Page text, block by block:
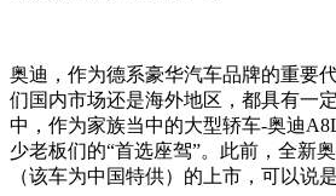
奥迪，作为德系豪华汽车品牌的重要
们国内市场还是海外地区，都具有一
中，作为家族当中的大型轿车-奥迪
少老板们的“首选座驾”。此前，全新
（该车为中国特供）的上市，可以说